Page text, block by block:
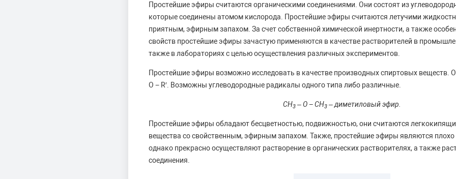
Простейшие эфиры считаются органическими соединениями. Они состоят из
которые соединены атомом кислорода. Простейшие эфиры считаются летучими
приятным, эфирным запахом. За счет собственной химической инертности, а также
свойств простейшие эфиры зачастую применяются в качестве растворителей в
также в лабораториях с целью осуществления различных экспериментов.
Простейшие эфиры возможно исследовать в качестве производных спиртовых веществ.
O − R′. Возможны углеводородные радикалы одного типа либо различные.
CH3 – O − CH3 – диметиловый эфир.
Простейшие эфиры обладают бесцветностью, подвижностью, они считаются
вещества со свойственным, эфирным запахом. Также, простейшие эфиры являются
однако прекрасно осуществляют растворение в органических растворителях, а также
соединения.